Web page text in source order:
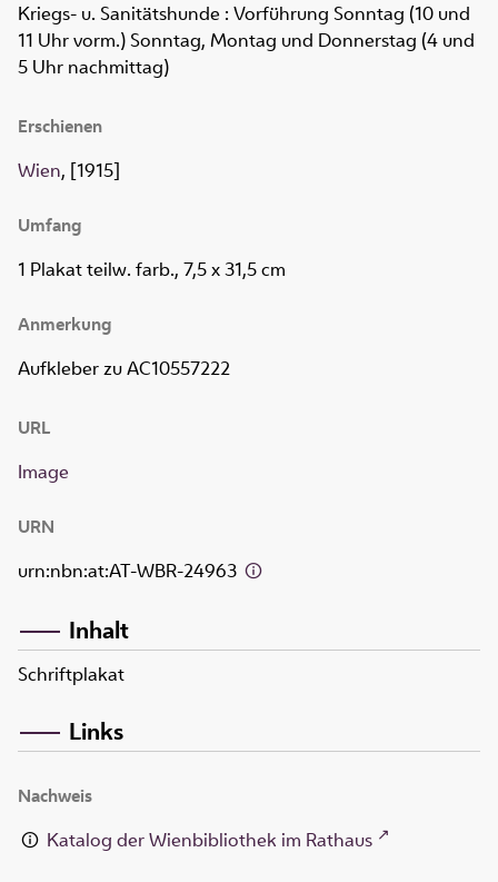
Kriegs- u. Sanitätshunde : Vorführung Sonntag (10 und
11 Uhr vorm.) Sonntag, Montag und Donnerstag (4 und
5 Uhr nachmittag)
Erschienen
Wien, [1915]
Umfang
1 Plakat teilw. farb., 7,5 x 31,5 cm
Anmerkung
Aufkleber zu AC10557222
URL
Image
URN
urn:nbn:at:AT-WBR-24963
Inhalt
Schriftplakat
Links
Nachweis
Katalog der Wienbibliothek im Rathaus